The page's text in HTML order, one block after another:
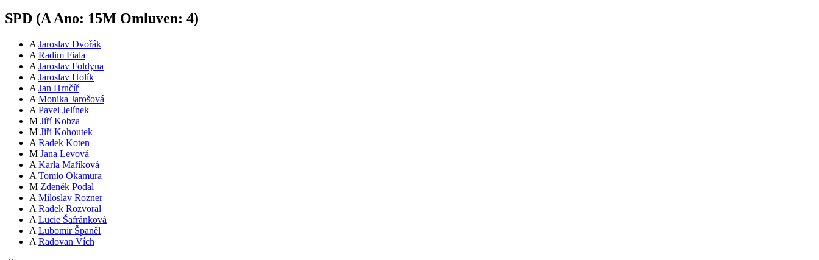
SPD (A Ano: 15M Omluven: 4)
A Jaroslav Dvořák
A Radim Fiala
A Jaroslav Foldyna
A Jaroslav Holík
A Jan Hrnčíř
A Monika Jarošová
A Pavel Jelínek
M Jiří Kobza
M Jiří Kohoutek
A Radek Koten
M Jana Levová
A Karla Maříková
A Tomio Okamura
M Zdeněk Podal
A Miloslav Rozner
A Radek Rozvoral
A Lucie Šafránková
A Lubomír Španěl
A Radovan Vích